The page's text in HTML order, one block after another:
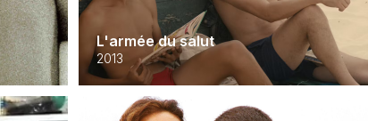
L'armée du salut
2013